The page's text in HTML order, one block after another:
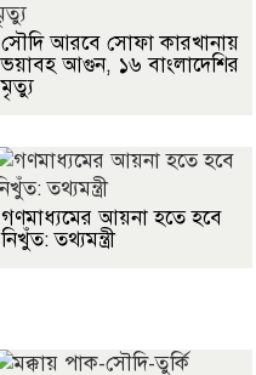
সৌদি আরবে সোফা কারখানায়
ভয়াবহ আগুন, ১৬ বাংলাদেশির
মৃত্যু
গণমাধ্যমের আয়না হতে হবে
নিখুঁত: তথ্যমন্ত্রী